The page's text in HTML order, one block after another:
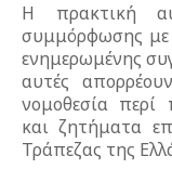
Η πρακτική
συμμόρφωσης με
ενημερωμένης
αυτές
νομοθεσία
και ζητήματα
Τράπεζας της